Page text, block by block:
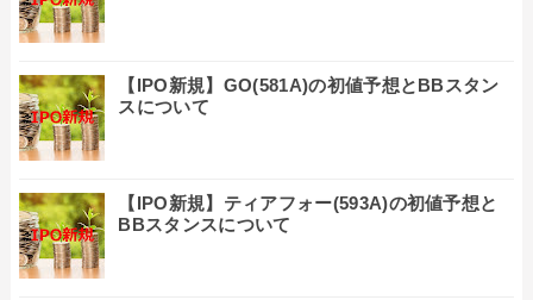
【IPO新規】GO(581A)の初値予想とBBスタン
スについて
【IPO新規】ティアフォー(593A)の初値予想と
BBスタンスについて